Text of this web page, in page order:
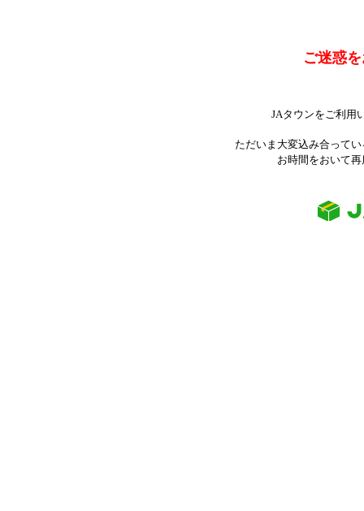
ご迷惑
JAタウンをご利用
ただいま大変込み合って
お時間をおいて